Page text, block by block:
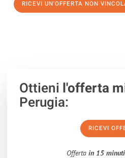
RICEVI UN'OFFERTA NON
Ottieni l'offerta
Perugia:
RICEVI
Offerta in 15 minuti